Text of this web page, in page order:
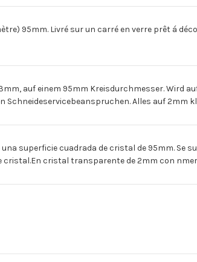
95mm. Livré sur un carré en verre prêt á
83mm, auf einem 95mm Kreisdurchmesser.
Alles auf 2mm
una superficie cuadrada de cristal de 95mm.
cristal transparente de 2mm con